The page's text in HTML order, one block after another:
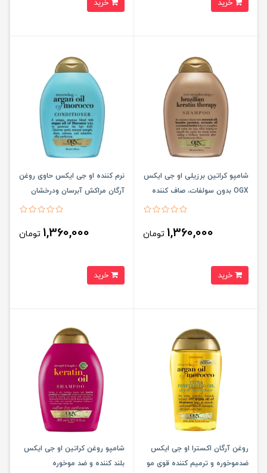
شامپو کراتین برزیلی او جی ایکس
OGX بدون سولفات، صاف کننده
1,360,000 تومان
نرم کننده او جی ایکس حاوی روغن
آرگان مراکش آبرسان ودرخشان
1,360,000 تومان
روغن آرگان اکسترا او جی ایکس
ضدموخوره و ترمیم کننده قوی مو
شامپو روغن کراتین او جی ایکس
بلند کننده و ضد موخوره